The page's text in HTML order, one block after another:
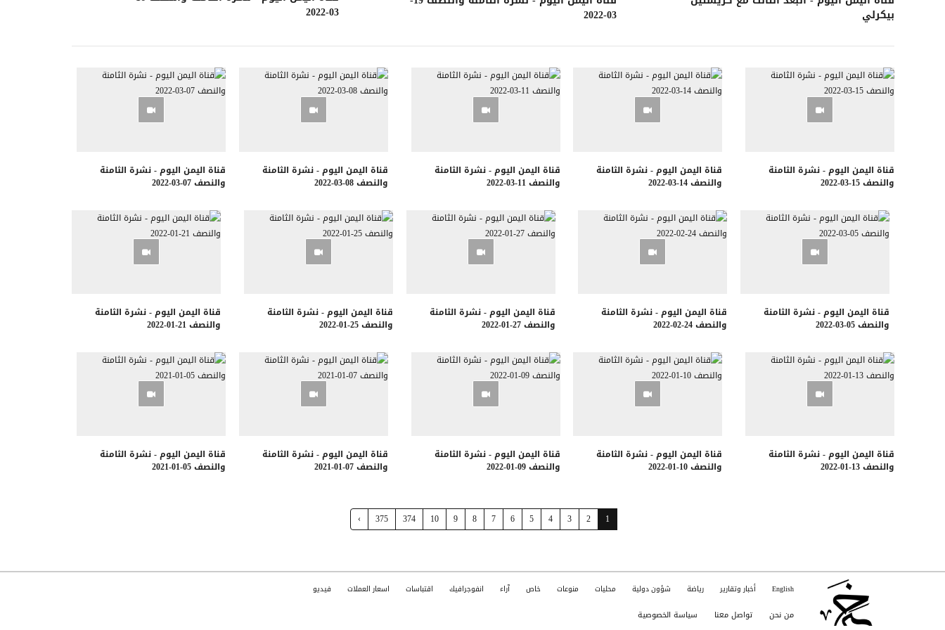
بيكرلي 03-2022
03-2022
قناة اليمن اليوم - نشرة الثامنة
والنصف 15-03-2022
قناة اليمن اليوم - نشرة الثامنة
والنصف 14-03-2022
قناة اليمن اليوم - نشرة الثامنة
والنصف 11-03-2022
قناة اليمن اليوم - نشرة الثامنة
والنصف 08-03-2022
قناة اليمن اليوم - نشرة الثامنة
والنصف 07-03-2022
قناة اليمن اليوم - نشرة الثامنة
والنصف 05-03-2022
قناة اليمن اليوم - نشرة الثامنة
والنصف 24-02-2022
قناة اليمن اليوم - نشرة الثامنة
والنصف 27-01-2022
قناة اليمن اليوم - نشرة الثامنة
والنصف 25-01-2022
قناة اليمن اليوم - نشرة الثامنة
والنصف 21-01-2022
قناة اليمن اليوم - نشرة الثامنة
والنصف 13-01-2022
قناة اليمن اليوم - نشرة الثامنة
والنصف 10-01-2022
قناة اليمن اليوم - نشرة الثامنة
والنصف 09-01-2022
قناة اليمن اليوم - نشرة الثامنة
والنصف 07-01-2021
قناة اليمن اليوم - نشرة الثامنة
والنصف 05-01-2021
1
2
3
4
5
6
7
8
9
10
374
375
›
English أخبار وتقارير رياضة شؤون دولية محليات منوعات خاص آراء انفوجرافيك اقتباسات اسعار العملات فيديو
من نحن تواصل معنا سياسة الخصوصية